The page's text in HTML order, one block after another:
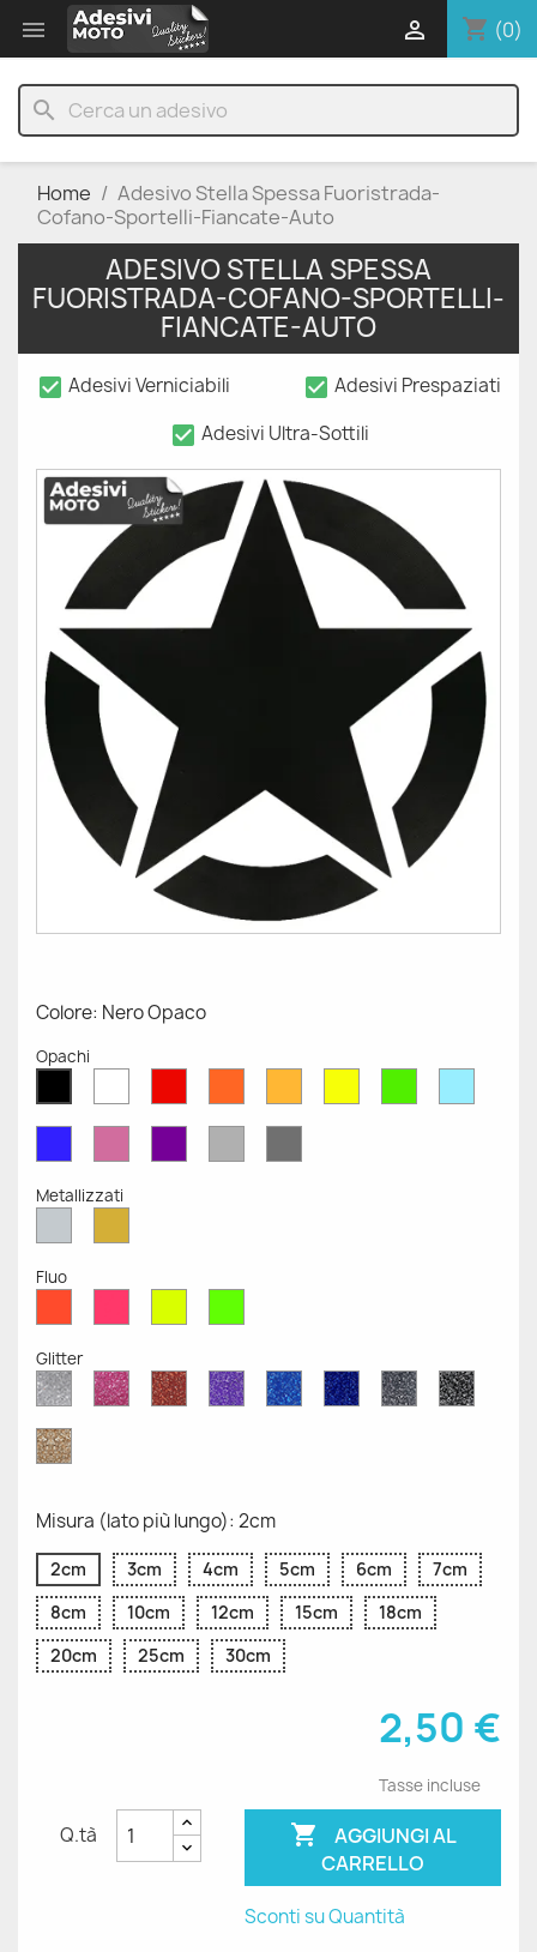
 shopping_cart (0)

search
Home
Adesivo Stella Spessa Fuoristrada-
Cofano-Sportelli-Fiancate-Auto
ADESIVO STELLA SPESSA
FUORISTRADA-COFANO-SPORTELLI-
FIANCATE-AUTO
check_box Adesivi Verniciabili check_box Adesivi Prespaziati
check_box Adesivi Ultra-Sottili
Colore: Nero Opaco
Opachi
Opaco OpacoOpacoOpacoOpacoOpacoOpacoOpaco
OpacoOpacoOpacoChiaroScuro
Metallizzati
MetallizzatoMetallizzato
Fluo
Fluo
Fluo
Fluo
Fluo
Glitter
Diamante
Glitter
Rosa
Glitter
Rosso
Glitter
Viola
Glitter
Blu
Zaffiro
Blu
Cobalto
Grigio
Glitter
Nero
Glitter
Oro
Glitter
Misura (lato più lungo): 2cm
2cm 3cm 4cm 5cm 6cm
7cm
8cm
10cm 12cm 15cm
18cm
20cm
25cm 30cm
2,50 €
Tasse incluse
Q.tà 
CARRELLO
Sconti su Quantità